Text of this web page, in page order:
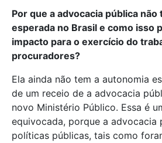
Por que a advocacia pública
esperada no Brasil e como isso
impacto para o exercício do
procuradores?
Ela ainda não tem a autonomia
de um receio de a advocacia
novo Ministério Público. Essa é
equivocada, porque a advocacia
políticas públicas, tais como